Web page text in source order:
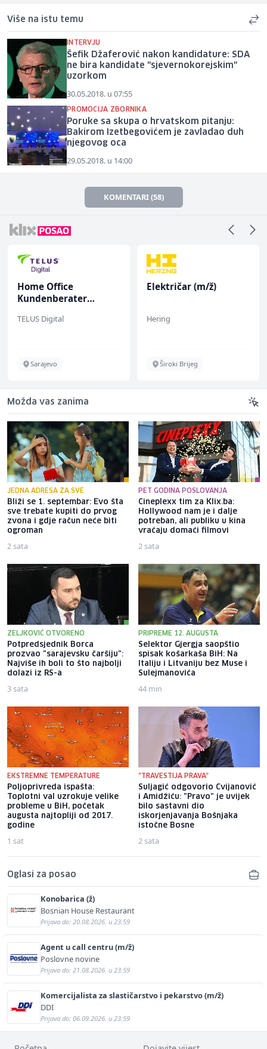
Više na istu temu
INTERVJU
Šefik Džaferović nakon kandidature: SDA
ne bira kandidate "sjevernokorejskim"
uzorkom
30.05.2018. u 07:55
PROMOCIJA ZBORNIKA
Poruke sa skupa o hrvatskom pitanju:
Bakirom Izetbegovićem je zavladao duh
njegovog oca
29.05.2018. u 14:00
KOMENTARI (58)
Home Office
Kundenberater
renommiertes
TELUS Digital
Sarajevo
Električar (m/ž)
Hering
Široki Brijeg
Možda vas zanima
JEDNA ADRESA ZA SVE
Bliži se 1. septembar: Evo šta
sve trebate kupiti do prvog
zvona i gdje račun neće biti
ogroman
2 sata
PET GODINA POSLOVANJA
Cineplexx tim za Klix.ba:
Hollywood nam je i dalje
potreban, ali publiku u kina
vraćaju domaći filmovi
2 sata
ZELJKOVIĆ OTVORENO
Potpredsjednik Borca
prozvao "sarajevsku čaršiju":
Najviše ih boli to što najbolji
dolazi iz RS-a
3 sata
PRIPREME 12. AUGUSTA
Selektor Gjergja saopštio
spisak košarkaša BiH: Na
Italiju i Litvaniju bez Muse i
Sulejmanovića
44 min
EKSTREMNE TEMPERATURE
Poljoprivreda ispašta:
Toplotni val uzrokuje velike
probleme u BiH, početak
augusta najtopliji od 2017.
godine
1 sat
"TRAVESTIJA PRAVA"
Suljagić odgovorio Cvijanović
i Amidžiću: "Pravo" je uvijek
bilo sastavni dio
iskorjenjavanja Bošnjaka
istočne Bosne
2 sata
Oglasi za posao
Konobarica (ž)
Bosnian House Restaurant
Prijava do: 20.08.2026. u 23:59
Agent u call centru (m/ž)
Poslovne novine
Prijava do: 21.08.2026. u 23:59
Komercijalista za slastičarstvo i pekarstvo (m/ž)
DDI
Prijava do: 06.09.2026. u 23:59